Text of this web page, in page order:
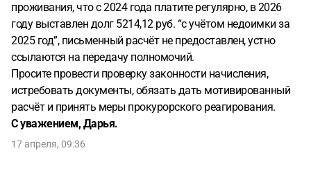
проживания, что с 2024 года платите регулярно, в 2026
году выставлен долг 5214,12 руб. “с учётом недоимки за
2025 год”, письменный расчёт не предоставлен, устно
ссылаются на передачу полномочий.
Просите провести проверку законности начисления,
истребовать документы, обязать дать мотивированный
расчёт и принять меры прокурорского реагирования.
С уважением, Дарья.
17 апреля, 09:36